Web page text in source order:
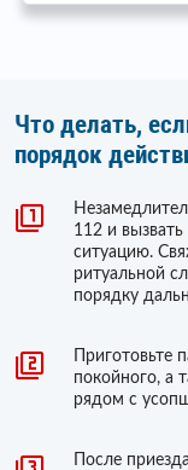
Что делать,
порядок
112 и
ситуацию.
ритуальной
порядку
Приготовьте
покойного, а
рядом с
После